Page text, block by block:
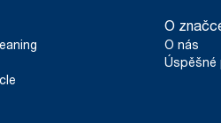
životního cyklu (LCA), které ověřila třetí
v kombinaci s údaji o spotřebě. Vzhledem
nejsou určeny k vykazování informací o
O
O nás
Úspěšné